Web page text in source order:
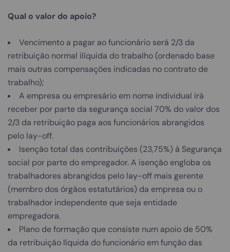
Qual o valor do apoio?
Vencimento a pagar ao funcionário será 2/3 da
retribuição normal ilíquida do trabalho (ordenado base
mais outras compensações indicadas no contrato de
trabalho);
A empresa ou empresário em nome individual irá
receber por parte da segurança social 70% do valor dos
2/3 da retribuição paga aos funcionários abrangidos
pelo lay-off.
Isenção total das contribuições (23,75%) à Segurança
social por parte do empregador. A isenção engloba os
trabalhadores abrangidos pelo lay-off mais gerente
(membro dos órgãos estatutários) da empresa ou o
trabalhador independente que seja entidade
empregadora.
Plano de formação que consiste num apoio de 50%
da retribuição líquida do funcionário em função das